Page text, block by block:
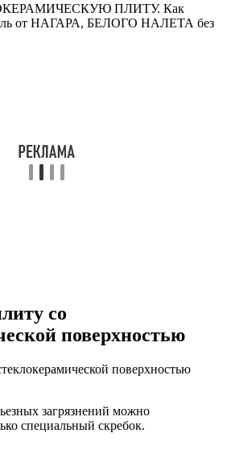
ПЛИТУ. Как
от НАГАРА, БЕЛОГО НАЛЕТА без
со
поверхностью
поверхностью
загрязнений можно
специальный скребок.